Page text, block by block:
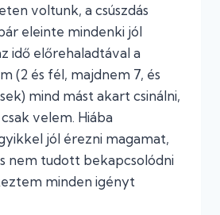
voltunk, a csúszdás
eleinte mindenki jól
idő előrehaladtával a
(2 és fél, majdnem 7, és
mind mást akart csinálni,
velem. Hiába
jól érezni magamat,
nem tudott bekapcsolódni
minden igényt